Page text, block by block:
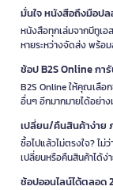
มั่นใจ หนังสือถึงมือป
หนังสือทุกเล่มจากบีทูเอ
หายระหว่างจัดส่ง พร้
ช้อป B2S Online กา
B2S Online ให้คุณเลือ
อื่นๆ อีกมากมายได้อย่า
เปลี่ยน/คืนสินค้าง่าย
ซื้อไปแล้วไม่ตรงใจ? ไ
เปลี่ยนหรือคืนสินค้าได้ง่
ช้อปออนไลน์ได้ตลอด